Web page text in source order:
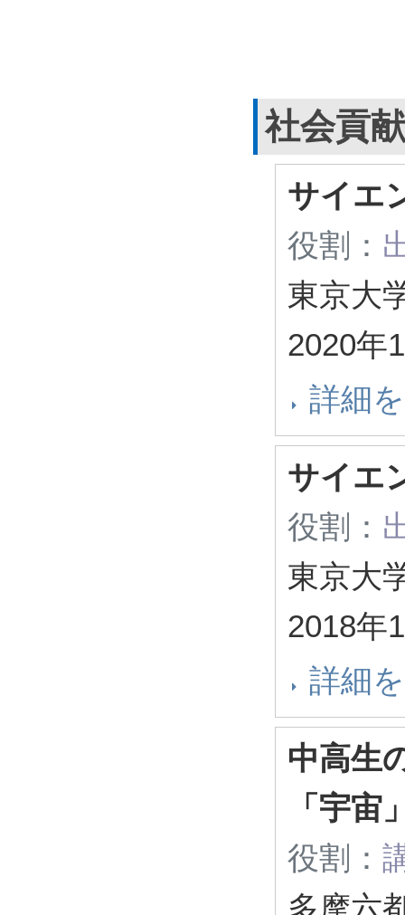
社会貢
サイエ
役割：
東京大
2020年
詳細
サイエ
役割：
東京大
2018年
詳細
中高生
「宇宙
役割：
多摩六